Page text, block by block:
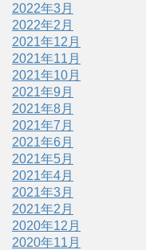
2022年3月
2022年2月
2021年12月
2021年11月
2021年10月
2021年9月
2021年8月
2021年7月
2021年6月
2021年5月
2021年4月
2021年3月
2021年2月
2020年12月
2020年11月